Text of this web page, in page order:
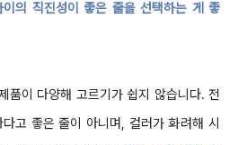
이의 직진성이 좋은 줄을 선택하는 게 좋
품이 다양해 고르기가 쉽지 않습니다.전
고 좋은 줄이 아니며 , 컬러가 화려해 시